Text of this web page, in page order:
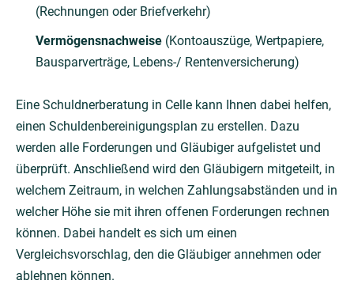
(Rechnungen oder Briefverkehr)
Vermögensnachweise (Kontoauszüge, Wertpapiere,
Bausparverträge, Lebens-/ Rentenversicherung)
Eine Schuldnerberatung in Celle kann Ihnen dabei helfen,
einen Schuldenbereinigungsplan zu erstellen. Dazu
werden alle Forderungen und Gläubiger aufgelistet und
überprüft. Anschließend wird den Gläubigern mitgeteilt, in
welchem Zeitraum, in welchen Zahlungsabständen und in
welcher Höhe sie mit ihren offenen Forderungen rechnen
können. Dabei handelt es sich um einen
Vergleichsvorschlag, den die Gläubiger annehmen oder
ablehnen können.